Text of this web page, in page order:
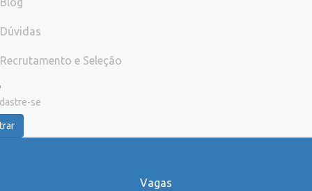
Dúvidas
Recrutamento e Seleção
se
Vagas